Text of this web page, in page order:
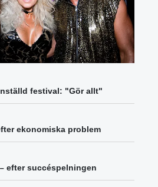
festival: "Gör allt"
ekonomiska problem
efter succéspelningen